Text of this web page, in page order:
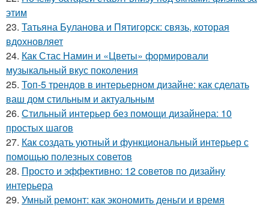
этим
23. Татьяна Буланова и Пятигорск: связь, которая
вдохновляет
24. Как Стас Намин и «Цветы» формировали
музыкальный вкус поколения
25. Топ-5 трендов в интерьерном дизайне: как сделать
ваш дом стильным и актуальным
26. Стильный интерьер без помощи дизайнера: 10
простых шагов
27. Как создать уютный и функциональный интерьер с
помощью полезных советов
28. Просто и эффективно: 12 советов по дизайну
интерьера
29. Умный ремонт: как экономить деньги и время